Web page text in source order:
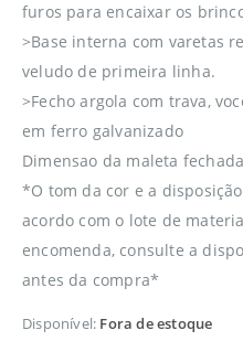
furos para encaixar os
>Base interna com varetas
veludo de primeira linha.
>Fecho argola com trava,
em ferro galvanizado
Dimensao da maleta
*O tom da cor e a
acordo com o lote de
encomenda, consulte a
antes da compra*
Disponível: Fora de estoque